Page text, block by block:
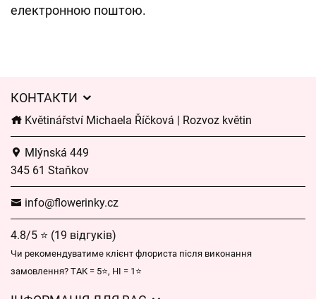
електронною поштою.
КОНТАКТИ
Květinářství Michaela Říčková | Rozvoz květin
Mlýnská 449
345 61 Staňkov
info@flowerinky.cz
4.8/5 ⭐ (19 відгуків)
Чи рекомендуватиме клієнт флориста після виконання
замовлення? ТАК = 5⭐, НІ = 1⭐